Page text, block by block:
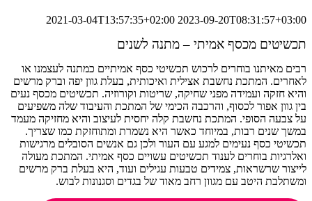
2021-03-04T13:57:35+02:00 2023-09-20T08:31:57+03:00
תכשיטים מכסף אמיתי – מתנה לשנים
רבים מאיתנו בוחרים לרכוש תכשיטי כסף אמיתיים כמתנה לעצמנו או
לאחרים. המתכת נחשבת אצילית ואיכותית, בעלת גוון יפה וברק מרשים
והיא חזקה ועמידה מפני שחיקה, שריטות וקורוזיה. תכשיטים מכסף נעים
בין גוון אפור לכסוף, והרכבה הכימי של המתכת והעיבוד שלה משפיעים
על צבעה הסופי. המתכת נחשבת קלה יחסית לעיצוב והיא מחזיקה מעמד
במשך שנים רבות, במיוחד כאשר היא נשמרת ומתוחזקת כמו שצריך.
תכשיטי כסף נעימים למגע עם העור ולכן גם אנשים הסובלים מרגישות
ואלרגיות בוחרים לענוד תכשיטים עשויים כסף אמיתי. המתכת מעולה
לייצור שרשראות, צמידים טבעות עגילים ועוד, היא בעלת ברק מרשים
ומשתלבת היטב עם מגוון רחב מאוד של בגדים וסגנונות לבוש.